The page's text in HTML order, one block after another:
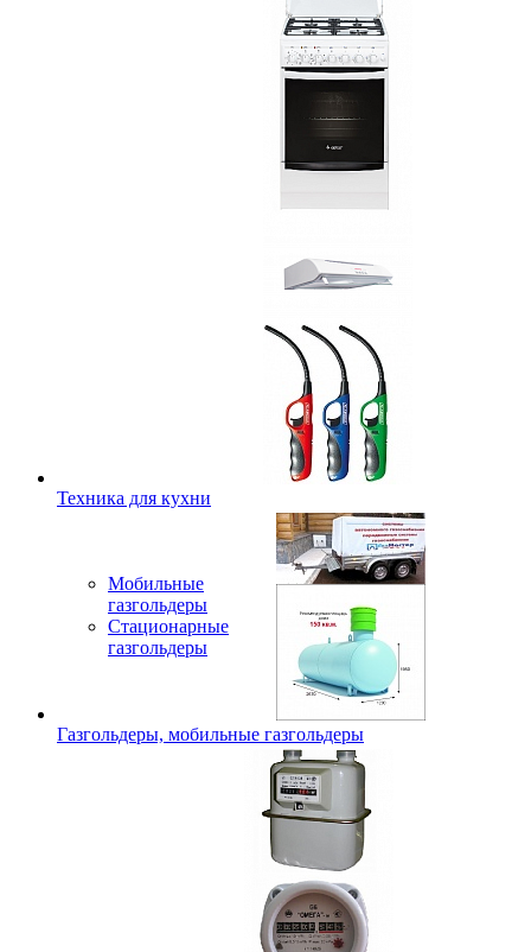
Техника для кухни
Мобильные
газгольдеры
Стационарные
газгольдеры
Газгольдеры, мобильные газгольдеры